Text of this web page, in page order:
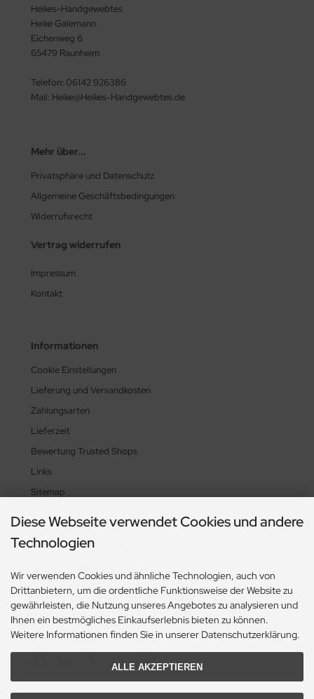
Heikes-Handgewebtes
Heike Galemann
Eichenweg 6
65479 Raunheim
Telefon: 06142 926386
Mail: Heike@Heikes-Handgewebtes.de
Mehr über...
Privatsphäre und Datenschutz
Allgemeine Geschäftsbedingungen
Widerrufsrecht
Vertrag widerrufen
Impressum
Kontakt
Informationen
Cookie Einstellungen
Lieferung und Versandkosten
Zahlungsarten
Lieferzeit
Bewertung Trusted Shops
Links
Sitemap
Zahlungsmethoden
Social Media
Diese Webseite verwendet Cookies und andere
Technologien
Wir verwenden Cookies und ähnliche Technologien, auch von
Drittanbietern, um die ordentliche Funktionsweise der Website zu
gewährleisten, die Nutzung unseres Angebotes zu analysieren und
Ihnen ein bestmögliches Einkaufserlebnis bieten zu können.
Weitere Informationen finden Sie in unserer Datenschutzerklärung.
ALLE AKZEPTIEREN